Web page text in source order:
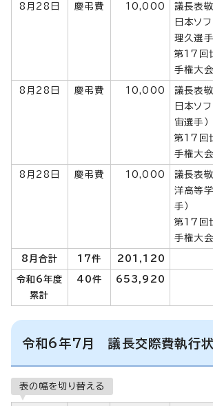
8月28日 慶弔費 10,000
議長表
日本ソ
理久選手
第17回
手権大会
8月28日 慶弔費 10,000
議長表
日本ソ
宙選手）
第17回
手権大会
8月28日 慶弔費 10,000
議長表
洋高等
手）
第17回
手権大会
8月合計 17件 201,120
令和6年度
累計
40件 653,920
令和6年7月 議長交際費執行
表の幅を切り替える